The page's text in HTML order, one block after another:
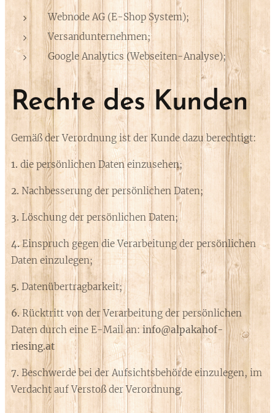
Webnode AG (E-Shop System);
Versandunternehmen;
Google Analytics (Webseiten-Analyse);
Rechte des Kunden
Gemäß der Verordnung ist der Kunde dazu berechtigt:
1. die persönlichen Daten einzusehen;
2. Nachbesserung der persönlichen Daten;
3. Löschung der persönlichen Daten;
4.Einspruch gegen die Verarbeitung der persönlichen
Daten einzulegen;
5. Datenübertragbarkeit;
6.Rücktritt von der Verarbeitung der persönlichen
Daten durch eine E-Mail an: info@alpakahof-
riesing.at
7. Beschwerde bei der Aufsichtsbehörde einzulegen, im
Verdacht auf Verstoß der Verordnung.